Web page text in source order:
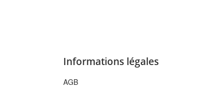
Informations légales
AGB